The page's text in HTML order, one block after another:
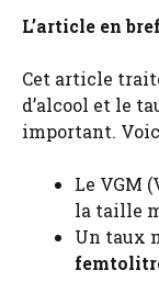
L’article en
Cet article
d’alcool et le
important.
Le VGM
la taille
Un taux